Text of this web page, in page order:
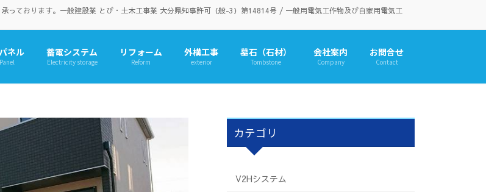
っております。一般建設業 とび・土木工事業 大分県知事許可（般-3）第14814号 / 一般用電気工作物及び自家用電気工
ネル 蓄電システム
Electricity storage
リフォーム
Reform
外構工事
exterior
墓石（石材）
Tombstone
会社案内
Company
お問合せ
Contact
カテゴリ
V2Hシステム